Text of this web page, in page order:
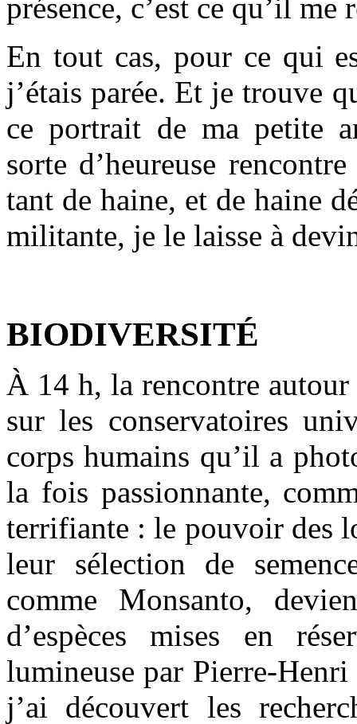
présence, c’est ce qu’il
En tout cas, pour ce qui
j’étais parée. Et je trouve
ce portrait de ma petite
sorte d’heureuse
tant de haine, et de haine
militante, je le laisse à
BIODIVERSITÉ
À 14 h, la rencontre
sur les conservatoires
corps humains qu’il a
la fois passionnante,
terrifiante : le pouvoir des
leur sélection de
comme Monsanto,
d’espèces mises en
lumineuse par Pierre-
j’ai découvert les